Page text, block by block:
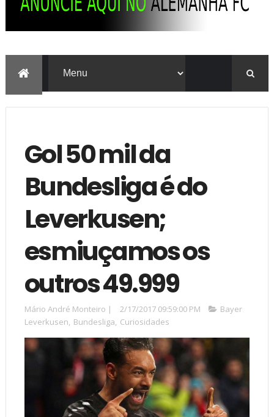
Gol 50 mil da
Bundesliga é do
Leverkusen;
esmiuçamos os
outros 49.999
Mário André Monteiro | 2/17/2017 09:59:00 PM
Bayer
Leverkusen, Bundesliga, Curiosidades